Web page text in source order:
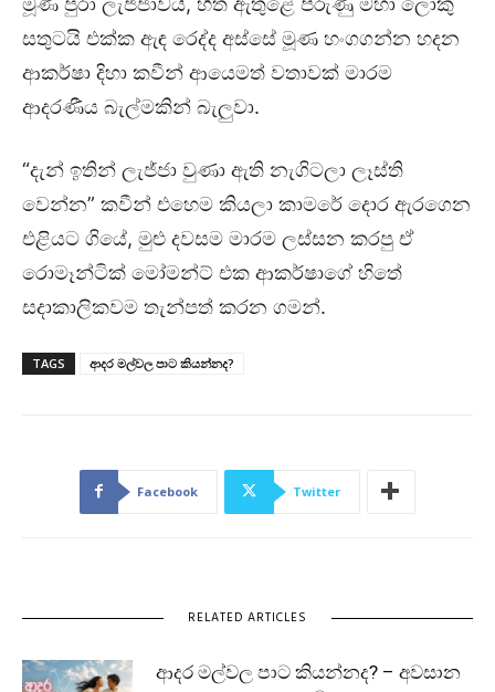
සතුටයි එක්ක ඇඳ රෙද්ද අස්සේ මූණ හංගගන්න හදන
ආකර්ෂා දිහා කවීන් ආයෙමත් වතාවක් මාරම
ආදරණීය බැල්මකින් බැලුවා.
“දැන් ඉතින් ලැජ්ජා වුණා ඇති නැගිටලා ලෑස්ති
වෙන්න” කවීන් එහෙම කියලා කාමරේ දොර ඇරගෙන
එළියට ගියේ, මුළු දවසම මාරම ලස්සන කරපු ඒ
රොමෑන්ටික් මෝමන්ට් එක ආකර්ෂාගේ හිතේ
සදාකාලිකවම තැන්පත් කරන ගමන්.
TAGS ආදර මල්වල පාට කියන්නද?
Facebook Twitter
RELATED ARTICLES
ආදර මල්වල පාට කියන්නද? – අවසාන